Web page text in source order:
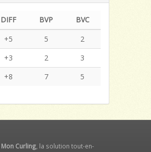
DIFF BVP
BVC
+5 5
2
+3 2
3
+8 7 5
Mon Curling, la solution tout-en-